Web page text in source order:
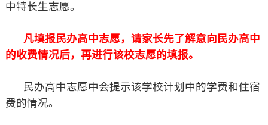
中特长生志愿。
凡填报民办高中志愿，请家长先了解意向民办高中
的收费情况后，再进行该校志愿的填报。
民办高中志愿中会提示该学校计划中的学费和住宿
费的情况。